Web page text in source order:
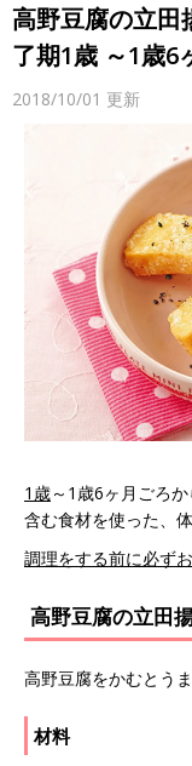
高野豆腐の立
了期1歳 ～1歳6
2018/10/01 更新
1歳～1歳6ヶ月ごろ
含む食材を使った、
調理をする前に必ず
高野豆腐の立田
高野豆腐をかむとう
材料